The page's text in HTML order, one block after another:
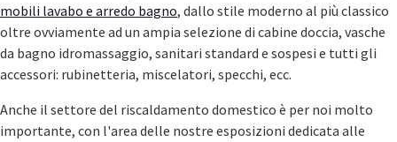
mobili lavabo e arredo bagno, dallo stile moderno al più classico
oltre ovviamente ad un ampia selezione di cabine doccia, vasche
da bagno idromassaggio, sanitari standard e sospesi e tutti gli
accessori: rubinetteria, miscelatori, specchi, ecc.
Anche il settore del riscaldamento domestico è per noi molto
importante, con l'area delle nostre esposizioni dedicata alle